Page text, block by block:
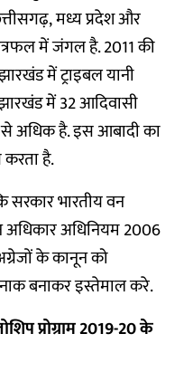
मध्य प्रदेश और
में जंगल है. 2011 की
में ट्राइबल यानी
में 32 आदिवासी
अधिक है. इस आबादी का
है.
सरकार भारतीय वन
अधिनियम 2006
के कानून को
बनाकर इस्तेमाल करे.
प्रोग्राम2019-20के